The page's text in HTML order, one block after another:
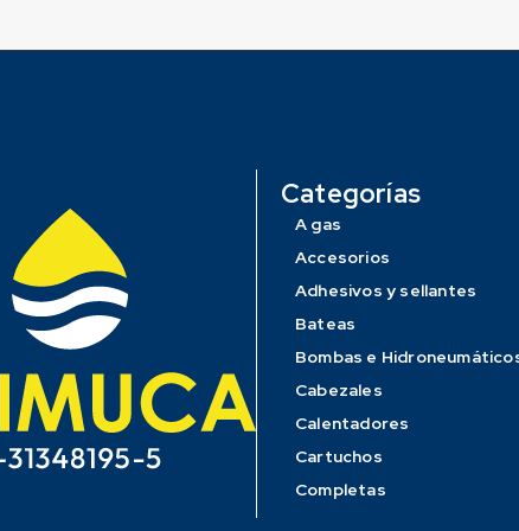
Categorías
A gas
Accesorios
Adhesivos y sellantes
Bateas
Bombas e
Cabezales
Calentadores
Cartuchos
Completas